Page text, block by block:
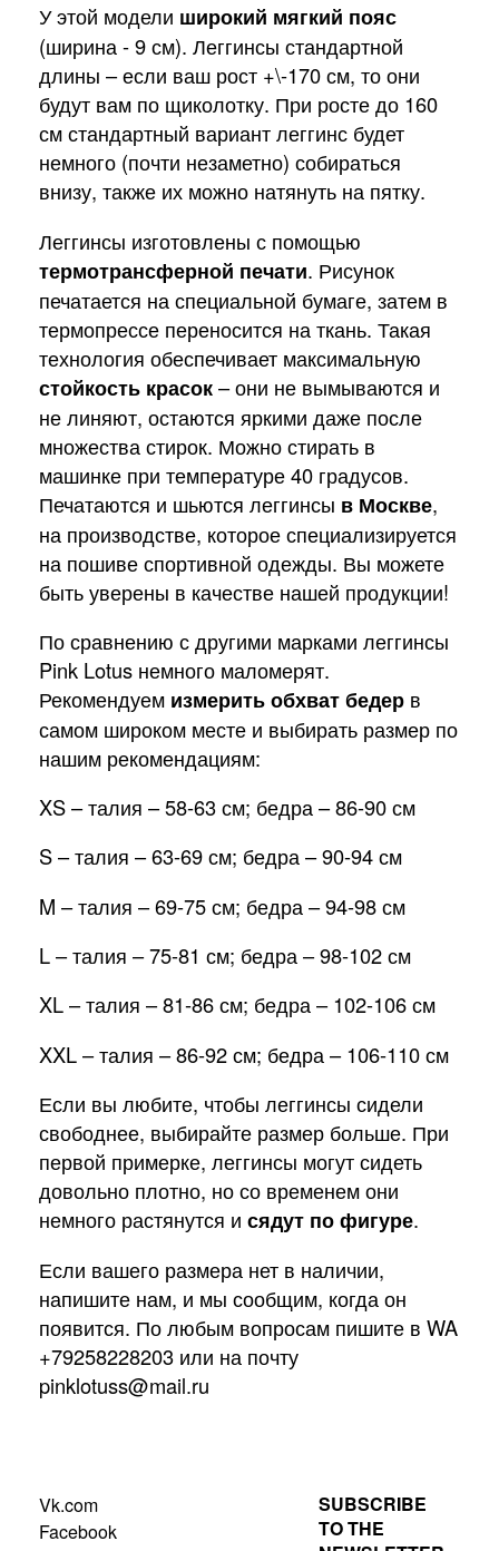
У этой модели широкий мягкий пояс
(ширина - 9 см). Леггинсы стандартной
длины – если ваш рост +\-170 см, то они
будут вам по щиколотку. При росте до 160
см стандартный вариант леггинс будет
немного (почти незаметно) собираться
внизу, также их можно натянуть на пятку.
Леггинсы изготовлены с помощью
термотрансферной печати. Рисунок
печатается на специальной бумаге, затем в
термопрессе переносится на ткань. Такая
технология обеспечивает максимальную
стойкость красок– они не вымываются и
не линяют, остаются яркими даже после
множества стирок. Можно стирать в
машинке при температуре 40 градусов.
Печатаются и шьются леггинсы в Москве,
на производстве, которое специализируется
на пошиве спортивной одежды. Вы можете
быть уверены в качестве нашей продукции!
По сравнению с другими марками леггинсы
Pink Lotus немного маломерят.
Рекомендуем измерить обхват бедер в
самом широком месте и выбирать размер по
нашим рекомендациям:
XS – талия – 58-63 см; бедра – 86-90 см
S – талия – 63-69 см; бедра – 90-94 см
M – талия – 69-75 см; бедра – 94-98 см
L – талия – 75-81 см; бедра – 98-102 см
XL – талия – 81-86 см; бедра – 102-106 см
XXL – талия – 86-92 см; бедра – 106-110 см
Если вы любите, чтобы леггинсы сидели
свободнее, выбирайте размер больше. При
первой примерке, леггинсы могут сидеть
довольно плотно, но со временем они
немного растянутся и сядут по фигуре.
Если вашего размера нет в наличии,
напишите нам, и мы сообщим, когда он
появится. По любым вопросам пишите в WA
+79258228203 или на почту
pinklotuss@mail.ru
Vk.com
Facebook
SUBSCRIBE
TO THE